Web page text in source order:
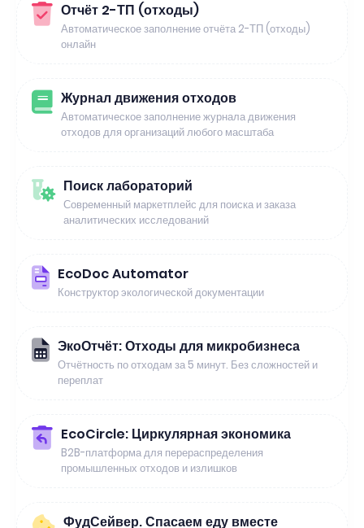
Отчёт 2-ТП (отходы)
Автоматическое заполнение отчёта 2-ТП (отходы)
онлайн
Журнал движения отходов
Автоматическое заполнение журнала движения
отходов для организаций любого масштаба
Поиск лабораторий
Современный маркетплейс для поиска и заказа
аналитических исследований
EcoDoc Automator
Конструктор экологической документации
ЭкоОтчёт: Отходы для микробизнеса
Отчётность по отходам за 5 минут. Без сложностей и
переплат
EcoCircle: Циркулярная экономика
B2B-платформа для перераспределения
промышленных отходов и излишков
ФудСейвер. Спасаем еду вместе